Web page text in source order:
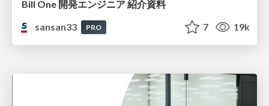
Bill One 開発エンジニア 紹介資料
sansan33
PRO 7 19k